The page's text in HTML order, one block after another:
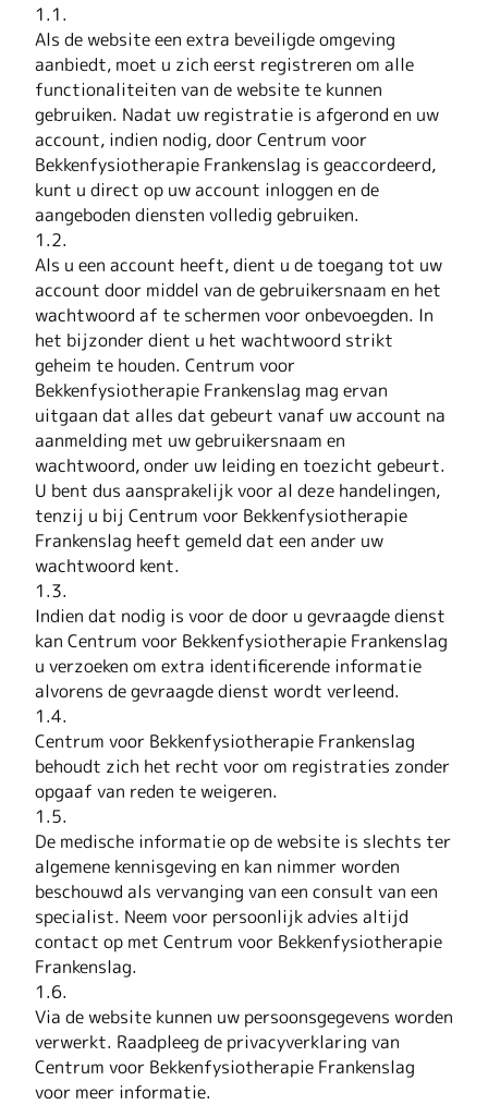
1.1.
Als de website een extra beveiligde omgeving
aanbiedt, moet u zich eerst registreren om alle
functionaliteiten van de website te kunnen
gebruiken. Nadat uw registratie is afgerond en uw
account, indien nodig, door Centrum voor
Bekkenfysiotherapie Frankenslag is geaccordeerd,
kunt u direct op uw account inloggen en de
aangeboden diensten volledig gebruiken.
1.2.
Als u een account heeft, dient u de toegang tot uw
account door middel van de gebruikersnaam en het
wachtwoord af te schermen voor onbevoegden. In
het bijzonder dient u het wachtwoord strikt
geheim te houden. Centrum voor
Bekkenfysiotherapie Frankenslag mag ervan
uitgaan dat alles dat gebeurt vanaf uw account na
aanmelding met uw gebruikersnaam en
wachtwoord, onder uw leiding en toezicht gebeurt.
U bent dus aansprakelijk voor al deze handelingen,
tenzij u bij Centrum voor Bekkenfysiotherapie
Frankenslag heeft gemeld dat een ander uw
wachtwoord kent.
1.3.
Indien dat nodig is voor de door u gevraagde dienst
kan Centrum voor Bekkenfysiotherapie Frankenslag
u verzoeken om extra identificerende informatie
alvorens de gevraagde dienst wordt verleend.
1.4.
Centrum voor Bekkenfysiotherapie Frankenslag
behoudt zich het recht voor om registraties zonder
opgaaf van reden te weigeren.
1.5.
De medische informatie op de website is slechts ter
algemene kennisgeving en kan nimmer worden
beschouwd als vervanging van een consult van een
specialist. Neem voor persoonlijk advies altijd
contact op met Centrum voor Bekkenfysiotherapie
Frankenslag.
1.6.
Via de website kunnen uw persoonsgegevens worden
verwerkt. Raadpleeg de privacyverklaring van
Centrum voor Bekkenfysiotherapie Frankenslag
voor meer informatie.